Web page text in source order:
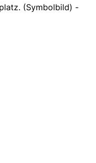
(Symbolbild) -